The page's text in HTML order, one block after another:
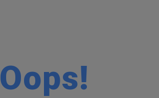
Oops!